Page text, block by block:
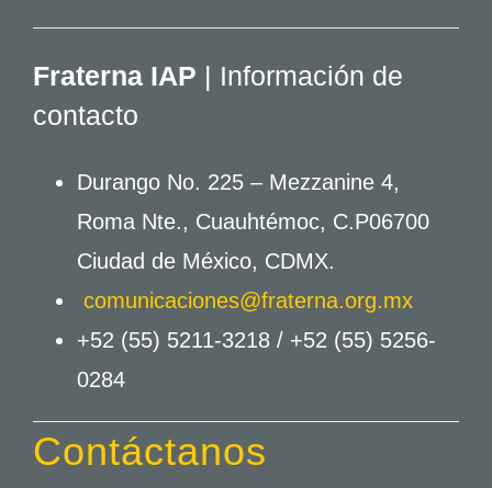
Fraterna IAP | Información de
contacto
Durango No. 225 – Mezzanine 4,
Roma Nte., Cuauhtémoc, C.P06700
Ciudad de México, CDMX.
comunicaciones@fraterna.org.mx
+52 (55) 5211-3218 / +52 (55) 5256-
0284
Contáctanos